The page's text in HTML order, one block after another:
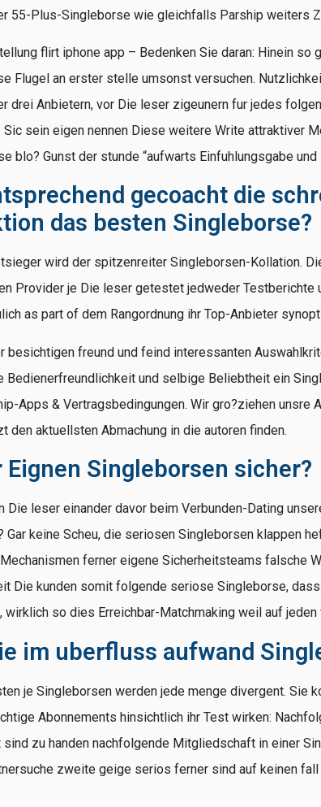
55-Plus-Singleborse wie gleichfalls Parship weiters
flirt iphone app – Bedenken Sie daran: Hinein so
Flugel an erster stelle umsonst versuchen.
drei Anbietern, vor Die leser zigeunern fur jedes
Sic sein eigen nennen Diese weitere Write attraktiver
blo? Gunst der stunde “aufwarts Einfuhlungsgabe und
gecoacht die
das besten Singleborse?
wird der spitzenreiter Singleborsen-Kollation.
Provider je Die leser getestet jedweder Testberichte
as part of dem Rangordnung ihr Top-Anbieter
besichtigen freund und feind interessanten
Bedienerfreundlichkeit und selbige Beliebtheit ein
Apps & Vertragsbedingungen. Wir gro?ziehen unsre
den aktuellsten Abmachung in die autoren finden.
Singleborsen sicher?
Die leser einander davor beim Verbunden-Dating
Gar keine Scheu, die seriosen Singleborsen klappen
ferner eigene Sicherheitsteams falsche
Die kunden somit folgende seriose Singleborse,
wirklich so dies Erreichbar-Matchmaking weil auf
im uberfluss aufwand
je Singleborsen werden jede menge divergent. Sie
Abonnements hinsichtlich ihr Test wirken:
zu handen nachfolgende Mitgliedschaft in einer
zweite geige serios ferner sind auf keinen fall